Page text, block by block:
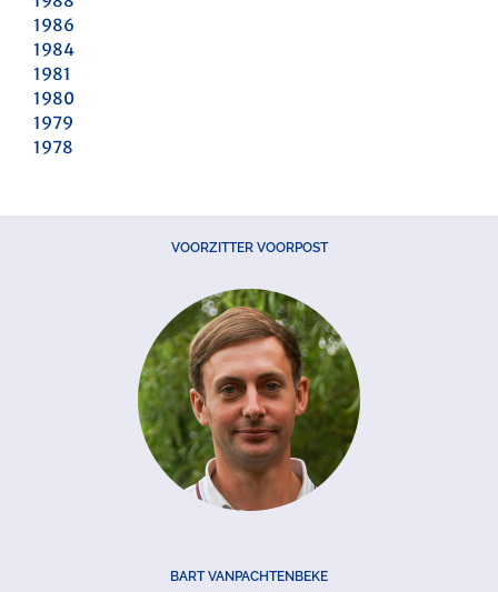
1986
1984
1981
1980
1979
1978
VOORZITTER VOORPOST
BART VANPACHTENBEKE